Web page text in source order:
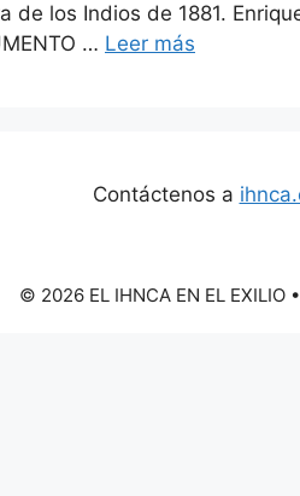
los Indios de 1881.
… Leer más
Contáctenos a
© 2026 EL IHNCA EN EL EXILIO